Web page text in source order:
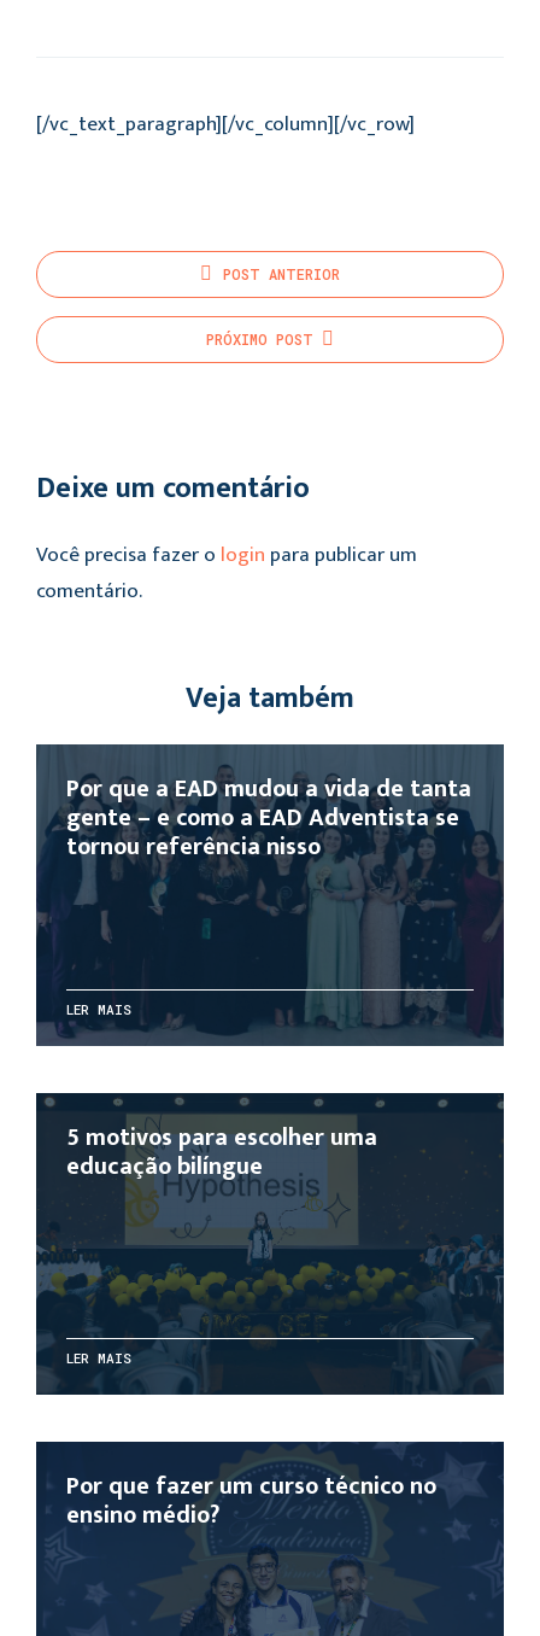
[/vc_text_paragraph][/vc_column][/vc_row]
POST ANTERIOR
PRÓXIMO POST
Deixe um comentário
Você precisa fazer o login para publicar um
comentário.
Veja também
Por que a EAD mudou a vida de tanta
gente – e como a EAD Adventista se
tornou referência nisso
LER MAIS
5 motivos para escolher uma
educação bilíngue
LER MAIS
Por que fazer um curso técnico no
ensino médio?